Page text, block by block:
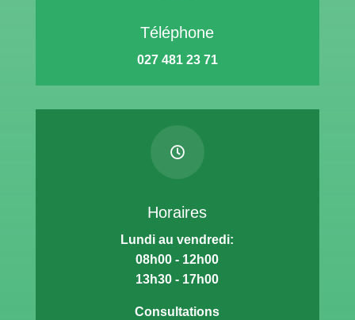
Téléphone
027 481 23 71

Horaires
Lundi au vendredi:
08h00 - 12h00
13h30 - 17h00
Consultations